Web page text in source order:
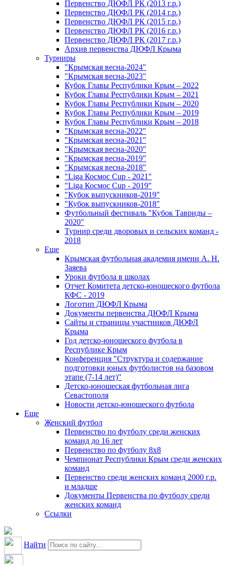
Первенство ДЮФЛ РК (2013 г.р.)
Первенство ДЮФЛ РК (2014 г.р.)
Первенство ДЮФЛ РК (2015 г.р.)
Первенство ДЮФЛ РК (2016 г.р.)
Первенство ДЮФЛ РК (2017 г.р.)
Архив первенства ДЮФЛ Крыма
Турниры
"Крымская весна-2024"
"Крымская весна-2023"
Кубок Главы Республики Крым – 2022
Кубок Главы Республики Крым – 2021
Кубок Главы Республики Крым – 2020
Кубок Главы Республики Крым – 2019
Кубок Главы Республики Крым – 2018
"Крымская весна-2022"
"Крымская весна-2021"
"Крымская весна-2020"
"Крымская весна-2019"
"Крымская весна-2018"
"Liga Космос Cup - 2021"
"Liga Космос Cup - 2019"
"Кубок выпускников-2019"
"Кубок выпускников-2018"
Футбольный фестиваль "Кубок Тавриды –
2020"
Турнир среди дворовых и сельских команд -
2018
Еще
Крымская футбольная академия имени А. Н.
Заяева
Уроки футбола в школах
Отчет Комитета детско-юношеского футбола
КФС - 2019
Логотип ДЮФЛ Крыма
Документы первенства ДЮФЛ Крыма
Сайты и страницы участников ДЮФЛ
Крыма
Год детско-юношеского футбола в
Республике Крым
Конференция "Структура и содержание
подготовки юных футболистов на базовом
этапе (7-14 лет)"
Детско-юношеская футбольная лига
Севастополя
Новости детско-юношеского футбола
Еще
Женский футбол
Первенство по футболу среди женских
команд до 16 лет
Первенство по футболу 8х8
Чемпионат Республики Крым среди женских
команд
Первенство среди женских команд 2000 г.р.
и младше
Документы Первенства по футболу среди
женских команд
Ссылки
Найти